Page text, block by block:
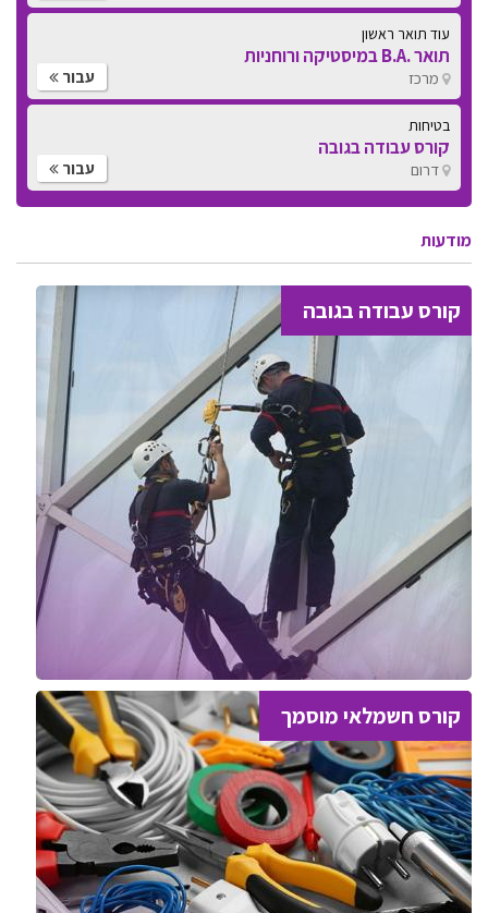
עוד תואר ראשון
תואר .B.A במיסטיקה ורוחניות
מרכז עבור
בטיחות
קורס עבודה בגובה
דרום עבור
מודעות
קורס עבודה בגובה
קורס חשמלאי מוסמך